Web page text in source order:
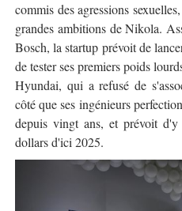
commis des agressions
grandes ambitions de Nikola.
Bosch, la startup prévoit de
de tester ses premiers poids
Hyundai, qui a refusé de
côté que ses ingénieurs
depuis vingt ans, et prévoit
dollars d'ici 2025.